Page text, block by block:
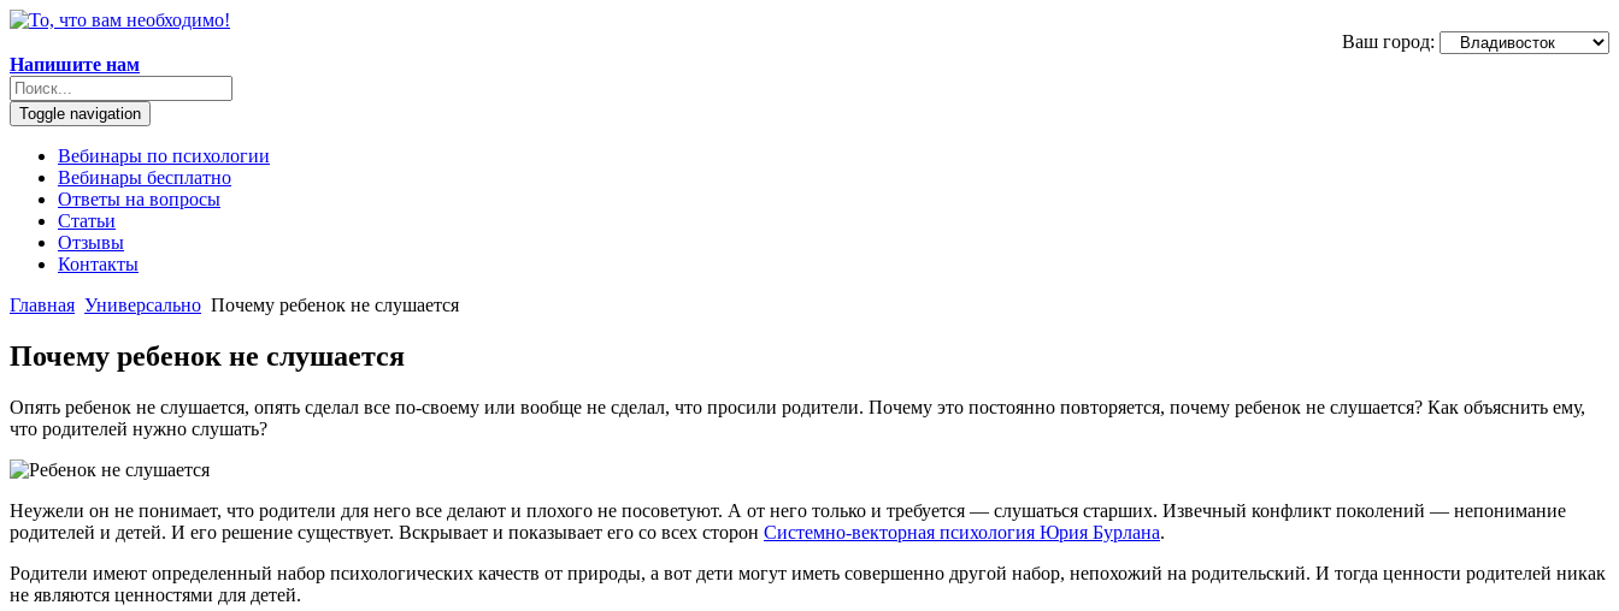
Ваш город:
Напишите нам
Toggle navigation
Вебинары по психологии
Вебинары бесплатно
Ответы на вопросы
Статьи
Отзывы
Контакты
Главная Универсально Почему ребенок не слушается
Почему ребенок не слушается
Опять ребенок не слушается, опять сделал все по-своему или вообще не сделал, что просили родители. Почему это постоянно повторяется, почему ребенок не слушается? Как объяснить ему,
что родителей нужно слушать?
Неужели он не понимает, что родители для него все делают и плохого не посоветуют. А от него только и требуется — слушаться старших. Извечный конфликт поколений — непонимание
родителей и детей. И его решение существует. Вскрывает и показывает его со всех сторон Системно-векторная психология Юрия Бурлана.
Родители имеют определенный набор психологических качеств от природы, а вот дети могут иметь совершенно другой набор, непохожий на родительский. И тогда ценности родителей никак
не являются ценностями для детей.